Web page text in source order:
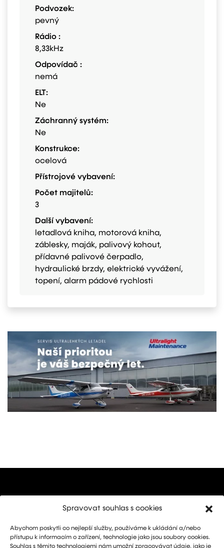
Spravovat souhlas s cookies
Abychom poskytli co nejlepší služby, používáme k ukládání a/nebo
přístupu k informacím o zařízení, technologie jako jsou soubory cookies.
Souhlas s těmito technologiemi nám umožní zpracovávat údaje, jako je
Podvozek:
pevný
Rádio :
8,33kHz
Odpovídač :
nemá
ELT:
Ne
Záchranný systém:
Ne
Konstrukce:
ocelová
Přístrojové vybavení:
Počet majitelů:
3
Další vybavení:
letadlová kniha, motorová kniha,
záblesky, maják, palivový kohout,
přídavné palivové čerpadlo,
hydraulické brzdy, elektrické vyvážení,
topení, alarm pádové rychlosti
Marketing: Michal Drásal
Technology and advertising: Vít Jirka